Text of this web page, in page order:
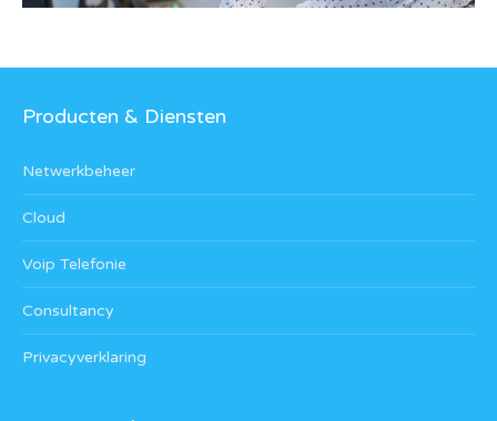
Producten & Diensten
Netwerkbeheer
Cloud
Voip Telefonie
Consultancy
Privacyverklaring